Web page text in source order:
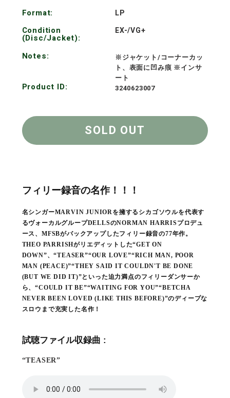
Format: LP
Condition
(Disc/Jacket):
EX-/VG+
Notes:
※ジャケット/コーナーカッ
ト、表面に凹み痕 ※インサ
ート
Product ID: 3240623007
SOLD OUT
フィリー録音の名作！！！
名シンガーMARVIN JUNIORを擁するシカゴソウルを代表す
るヴォーカルグループDELLSのNORMAN HARRISプロデュ
ース、MFSBがバックアップしたフィリー録音の77年作。
THEO PARRISHがリエディットした“GET ON
DOWN”、“TEASER”“OUR LOVE”“RICH MAN, POOR
MAN (PEACE)”“THEY SAID IT COULDN'T BE DONE
(BUT WE DID IT)”といった迫力満点のフィリーダンサーか
ら、“COULD IT BE”“WAITING FOR YOU”“BETCHA
NEVER BEEN LOVED (LIKE THIS BEFORE)”のディープな
スロウまで充実した名作！
試聴ファイル収録曲 :
“TEASER”